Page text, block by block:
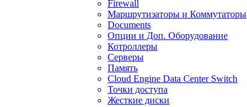
Firewall
Маршрутизаторы и Коммутаторы
Documents
Опции и Доп. Оборудование
Котроллеры
Серверы
Память
Cloud Engine Data Center Switch
Точки доступа
Жесткие диски